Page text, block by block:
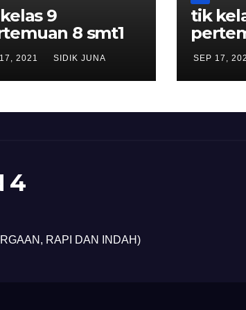
9
8 smt1
2021 SIDIK JUNA
tik
SEP 17,
4
RAPI DAN INDAH)